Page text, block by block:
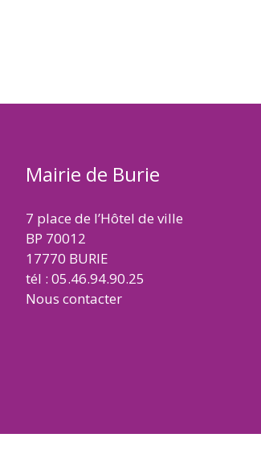
Mairie de Burie
7 place de l’Hôtel de ville
BP 70012
17770 BURIE
tél : 05.46.94.90.25
Nous contacter